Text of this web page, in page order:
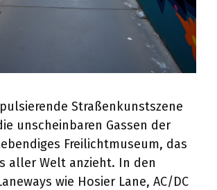
Straßenkunstszene
unscheinbaren Gassen der
Freilichtmuseum, das
aller Welt anzieht. In den
wie Hosier Lane, AC/DC